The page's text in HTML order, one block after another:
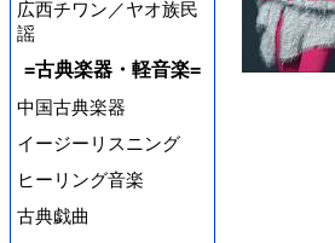
広西チワン／ヤオ族民
謡
=古典楽器・軽音楽=
中国古典楽器
イージーリスニング
ヒーリング音楽
古典戯曲